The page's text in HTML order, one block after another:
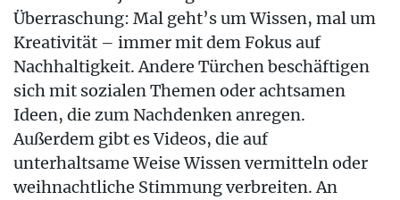
Überraschung: Mal geht’s um Wissen, mal um
Kreativität – immer mit dem Fokus auf
Nachhaltigkeit. Andere Türchen beschäftigen
sich mit sozialen Themen oder achtsamen
Ideen, die zum Nachdenken anregen.
Außerdem gibt es Videos, die auf
unterhaltsame Weise Wissen vermitteln oder
weihnachtliche Stimmung verbreiten. An